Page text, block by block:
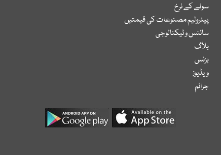
سونے کے نرخ
پیٹرولیم مصنوعات کی قیمتیں
سائنس و ٹیکنالوجی
بلاگ
بزنس
ویڈیوز
جرائم